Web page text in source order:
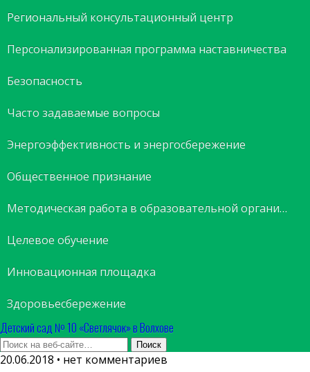
Региональный консультационный центр
Персонализированная программа наставничества
Безопасность
Часто задаваемые вопросы
Энергоэффективность и энергосбережение
Общественное признание
Методическая работа в образовательной организации
Целевое обучение
Инновационная площадка
Здоровьесбережение
Детский сад № 10 «Светлячок» в Волхове
20.06.2018 • нет комментариев